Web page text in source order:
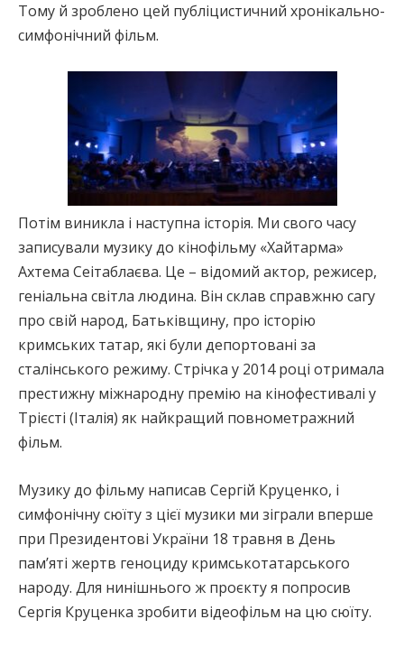
Тому й зроблено цей публіцистичний хронікально-
симфонічний фільм.
Потім виникла і наступна історія. Ми свого часу
записували музику до кінофільму «Хайтарма»
Ахтема Сеітаблаєва. Це – відомий актор, режисер,
геніальна світла людина. Він склав справжню сагу
про свій народ, Батьківщину, про історію
кримських татар, які були депортовані за
сталінського режиму. Стрічка у 2014 році отримала
престижну міжнародну премію на кінофестивалі у
Трієсті (Італія) як найкращий повнометражний
фільм.
Музику до фільму написав Сергій Круценко, і
симфонічну сюїту з цієї музики ми зіграли вперше
при Президентові України 18 травня в День
пам’яті жертв геноциду кримськотатарського
народу. Для нинішнього ж проєкту я попросив
Сергія Круценка зробити відеофільм на цю сюїту.